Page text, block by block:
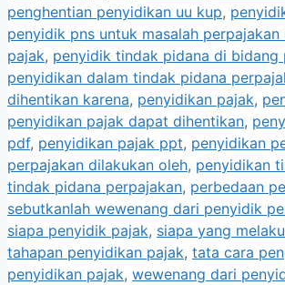
penghentian penyidikan uu kup,
penyidik pns untuk masalah
pajak, penyidik tindak pidana di bidang
penyidikan dalam tindak pidana
dihentikan karena, penyidikan pajak,
penyidikan pajak dapat dihentikan,
pdf, penyidikan pajak ppt, penyidikan
perpajakan dilakukan oleh, penyidikan
tindak pidana perpajakan, perbedaan
sebutkanlah wewenang dari penyidik
siapa penyidik pajak, siapa yang
tahapan penyidikan pajak, tata cara
penyidikan pajak, wewenang dari